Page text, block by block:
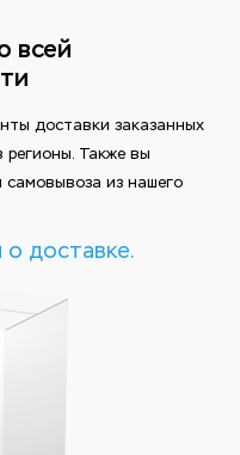
всей
доставки заказанных
Также вы
самовывоза из нашего
доставке.